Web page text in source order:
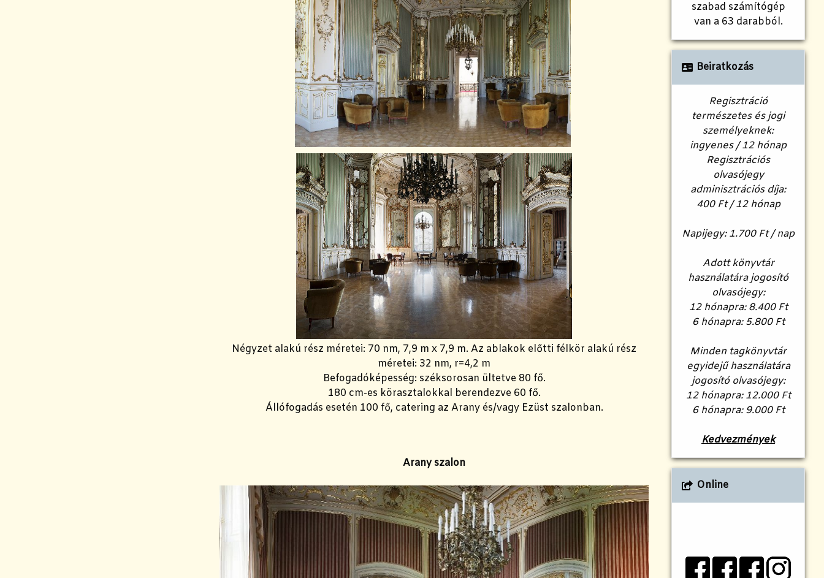
Négyzet alakú rész méretei: 70 nm, 7,9 m x 7,9 m. Az ablakok előtti félkör alakú rész
méretei: 32 nm, r=4,2 m
Befogadóképesség: széksorosan ültetve 80 fő.
180 cm-es körasztalokkal berendezve 60 fő.
Állófogadás esetén 100 fő, catering az Arany és/vagy Ezüst szalonban.
Arany szalon
szabad számítógép
van a 63 darabból.
Beiratkozás
Regisztráció
természetes és jogi
személyeknek:
ingyenes / 12 hónap
Regisztrációs
olvasójegy
adminisztrációs díja:
400 Ft / 12 hónap
Napijegy: 1.700 Ft / nap
Adott könyvtár
használatára jogosító
olvasójegy:
12 hónapra: 8.400 Ft
6 hónapra: 5.800 Ft
Minden tagkönyvtár
egyidejű használatára
jogosító olvasójegy:
12 hónapra: 12.000 Ft
6 hónapra: 9.000 Ft
Kedvezmények
Online